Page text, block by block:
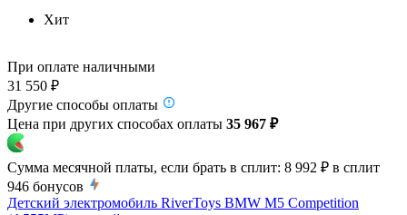
Хит
При оплате наличными
31 550 ₽
Другие способы оплаты
Цена при других способах оплаты 35 967 ₽
Сумма месячной платы, если брать в сплит: 8 992 ₽ в сплит
946 бонусов
Детский электромобиль RiverToys BMW M5 Competition